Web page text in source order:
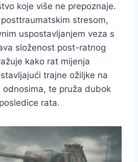
koje više ne prepoznaje.
stresom,
uspostavljanjem veza s
složenost post-ratnog
kako rat mijenja
trajne ožiljke na
odnosima, te pruža dubok
rata.